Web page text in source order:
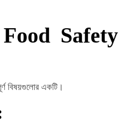
Safety
বিষয়গুলোর একটি।